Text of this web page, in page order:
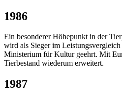
1986
Ein besonderer Höhepunkt in der
wird als Sieger im
Ministerium für Kultur geehrt. Mit
Tierbestand wiederum erweitert.
1987